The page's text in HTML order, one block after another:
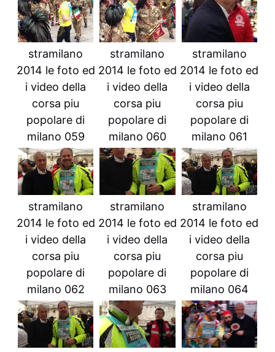
stramilano
2014 le foto ed
i video della
corsa piu
popolare di
milano 059
stramilano
2014 le foto ed
i video della
corsa piu
popolare di
milano 060
stramilano
2014 le foto ed
i video della
corsa piu
popolare di
milano 061
stramilano
2014 le foto ed
i video della
corsa piu
popolare di
milano 062
stramilano
2014 le foto ed
i video della
corsa piu
popolare di
milano 063
stramilano
2014 le foto ed
i video della
corsa piu
popolare di
milano 064